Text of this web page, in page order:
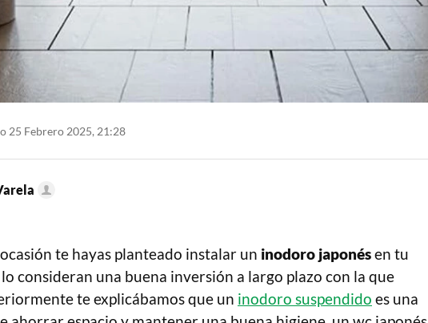
25 Febrero 2025, 21:28
te hayas planteado instalar un inodoro japonésen tu
consideran una buena inversión a largo plazo con la que
te explicábamos que un inodoro suspendido es una